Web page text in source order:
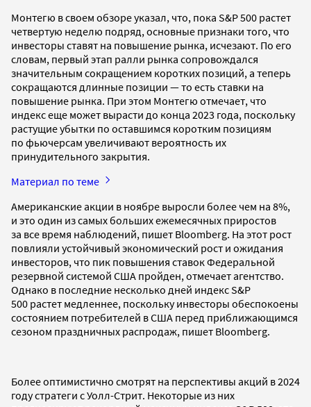
Монтегю в своем обзоре указал, что, пока S&P 500 растет
четвертую неделю подряд, основные признаки того, что
инвесторы ставят на повышение рынка, исчезают. По его
словам, первый этап ралли рынка сопровождался
значительным сокращением коротких позиций, а теперь
сокращаются длинные позиции — то есть ставки на
повышение рынка. При этом Монтегю отмечает, что
индекс еще может вырасти до конца 2023 года, поскольку
растущие убытки по оставшимся коротким позициям
по фьючерсам увеличивают вероятность их
принудительного закрытия.
Материал по теме
Американские акции в ноябре выросли более чем на 8%,
и это один из самых больших ежемесячных приростов
за все время наблюдений, пишет Bloomberg. На этот рост
повлияли устойчивый экономический рост и ожидания
инвесторов, что пик повышения ставок Федеральной
резервной системой США пройден, отмечает агентство.
Однако в последние несколько дней индекс S&P
500 растет медленнее, поскольку инвесторы обеспокоены
состоянием потребителей в США перед приближающимся
сезоном праздничных распродаж, пишет Bloomberg.
Более оптимистично смотрят на перспективы акций в 2024
году стратеги с Уолл-Стрит. Некоторые из них